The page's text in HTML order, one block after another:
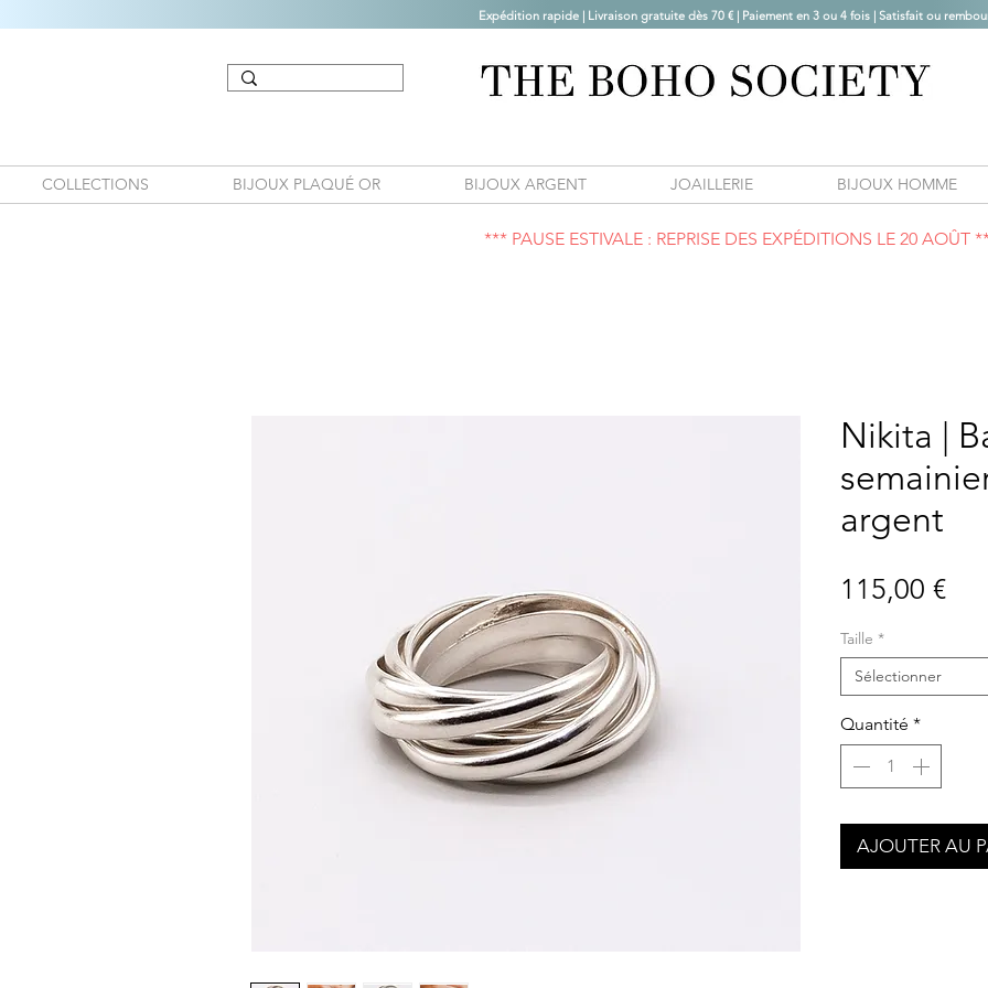
Expédition rapide | Livraison gratuite dès 70 € | Paiement en 3 ou 4 fois | Satisfait ou
COLLECTIONS BIJOUX PLAQUÉ OR BIJOUX ARGENT JOAILLERIE BIJOUX HOMME
*** PAUSE ESTIVALE : REPRISE DES EXPÉDITIONS LE 20 AOÛT
Nikita |
argent
115,00 €Prix
Taille *
Sélectionner
Quantité *
AJOUTER AU